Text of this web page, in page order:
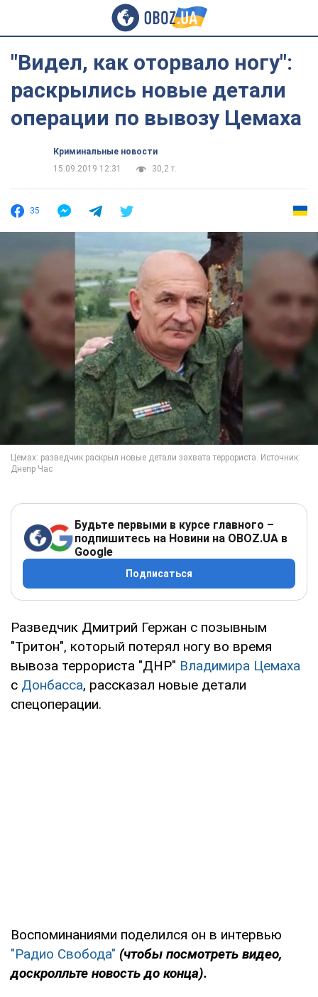
"Видел, как оторвало ногу":
раскрылись новые детали
операции по вывозу Цемаха
Криминальные новости
15.09.2019 12:31
30,2 т.
35
Будьте первыми в курсе главного –
подпишитесь на Новини на OBOZ.UA в
Google
Подписаться
Разведчик Дмитрий Гержан с позывным
"Тритон", который потерял ногу во время
вывоза террориста "ДНР" Владимира Цемаха
с Донбасса, рассказал новые детали
спецоперации.
Воспоминаниями поделился он в интервью
"Радио Свобода" (чтобы посмотреть видео,
доскролльте новость до конца).